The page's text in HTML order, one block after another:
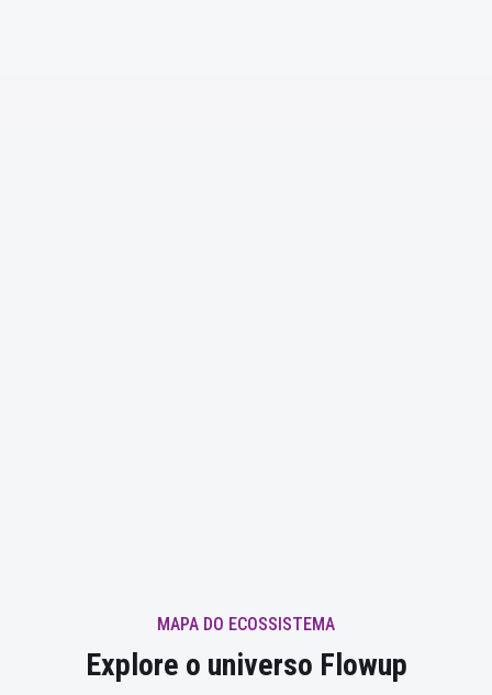
MAPA DO ECOSSISTEMA
Explore o universo Flowup